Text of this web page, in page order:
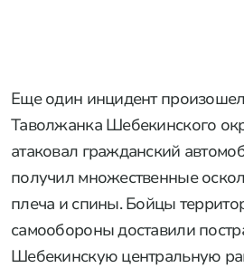
Еще один инцидент
Таволжанка Шебекинского
атаковал гражданский
получил множественные
плеча и спины. Бойцы
самообороны доставили
Шебекинскую центральную